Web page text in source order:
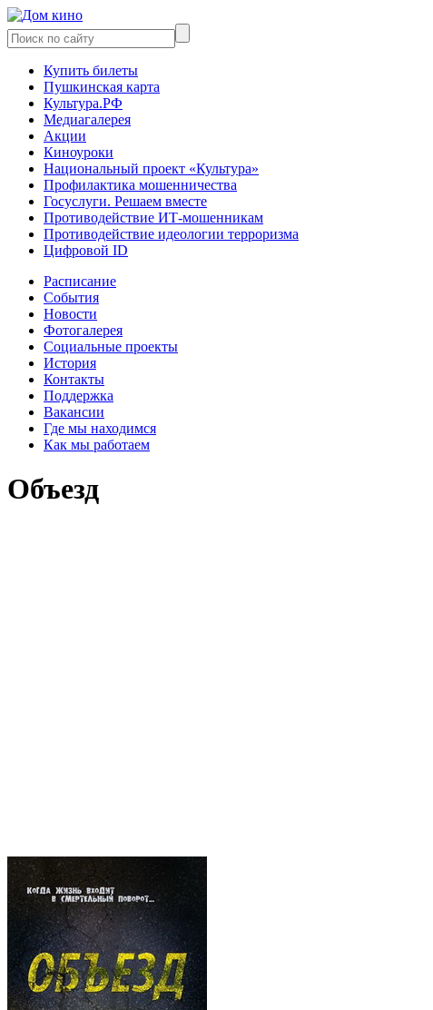
Купить билеты
Пушкинская карта
Культура.РФ
Медиагалерея
Акции
Киноуроки
Национальный проект «Культура»
Профилактика мошенничества
Госуслуги. Решаем вместе
Противодействие ИТ-мошенникам
Противодействие идеологии терроризма
Цифровой ID
Расписание
События
Новости
Фотогалерея
Социальные проекты
История
Контакты
Поддержка
Вакансии
Где мы находимся
Как мы работаем
Объезд